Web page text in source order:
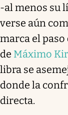
-al menos su
verse aún
marca el paso
de Máximo
libra se
donde la
directa.